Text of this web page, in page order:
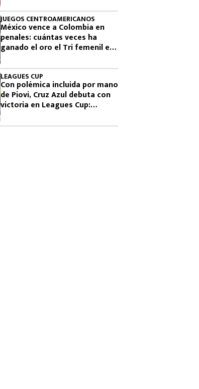
JUEGOS CENTROAMERICANOS
México vence a Colombia en
penales: cuántas veces ha
ganado el oro el Tri femenil en
LEAGUES CUP
Con polémica incluida por mano
de Piovi, Cruz Azul debuta con
victoria en Leagues Cup: